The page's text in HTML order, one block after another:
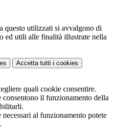
questo utilizzati si avvalgono di
ed utili alle finalità illustrate nella
Accetta tutti i cookies
quali cookie consentire.
il funzionamento della
al funzionamento potete
.